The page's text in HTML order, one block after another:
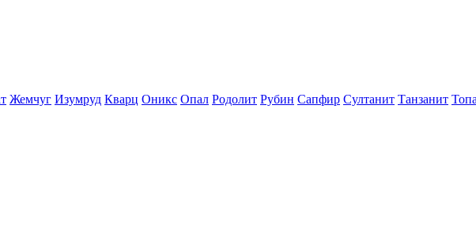
Жемчуг Изумруд Кварц Оникс Опал Родолит Рубин Сапфир Султанит Танзанит